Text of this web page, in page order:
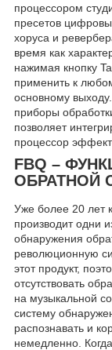
процессором
пресетов
хоруса и
время как
нажимая кнопку
применить к
основному
приборы
позволяет
процессор
FBQ –
ОБРАТНОЙ
Уже более 20 лет
производит одни
обнаружения
революционную
этот продукт,
отсутствовать
на музыкальной
систему
распознавать и
немедленно.